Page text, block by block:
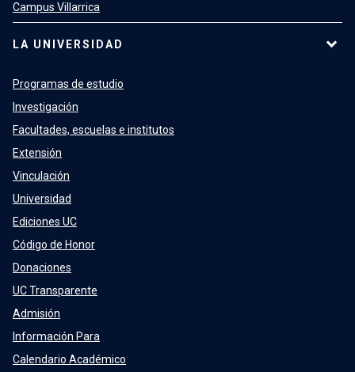
Campus Villarrica
LA UNIVERSIDAD
Programas de estudio
Investigación
Facultades, escuelas e institutos
Extensión
Vinculación
Universidad
Ediciones UC
Código de Honor
Donaciones
UC Transparente
Admisión
Información Para
Calendario Académico